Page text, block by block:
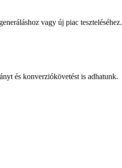
vagy új piac teszteléséhez.
és konverziókövetést is adhatunk.